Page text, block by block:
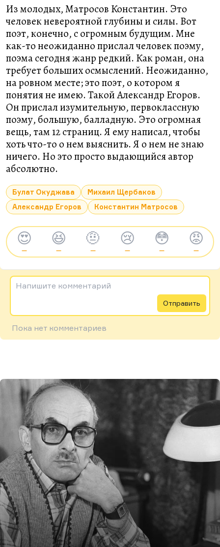
Из молодых, Матросов Константин. Это
человек невероятной глубины и силы. Вот
поэт, конечно, с огромным будущим. Мне
как-то неожиданно прислал человек поэму,
поэма сегодня жанр редкий. Как роман, она
требует больших осмыслений. Неожиданно,
на ровном месте; это поэт, о котором я
понятия не имею. Такой Александр Егоров.
Он прислал изумительную, первоклассную
поэму, большую, балладную. Это огромная
вещь, там 12 страниц. Я ему написал, чтобы
хоть что-то о нем выяснить. Я о нем не знаю
ничего. Но это просто выдающийся автор
абсолютно.
Булат Окуджава
Михаил Щербаков
Александр Егоров
Константин Матросов
😍
—
😆
—
🤨
—
😢
—
😳
—
😡
—
Напишите комментарий
Отправить
Пока нет комментариев